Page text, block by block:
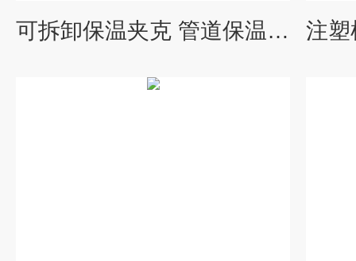
可拆卸保温夹克 管道保温衣 经久耐用 使用期限